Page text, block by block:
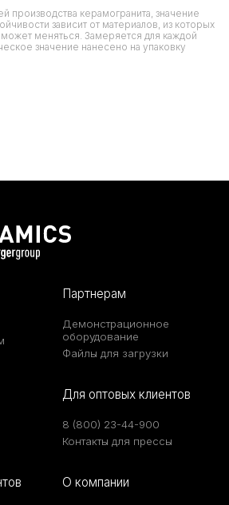
производства керамогранита, значение
зависит от материалов, из которых
может меняться. Замеряется для каждой
значение нанесено на упаковку
Партнерам
Демонстрационное
оборудование
Файлы для загрузки
Для оптовых клиентов
8 (800) 23-44-900
Контакты для прессы
О компании